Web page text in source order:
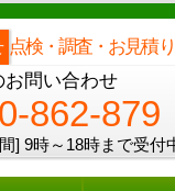
点検・調査・お見積
お問い合わせ
862-879
] 9時～18時まで受付
電話でのご相談 [9時～18
phone0120-